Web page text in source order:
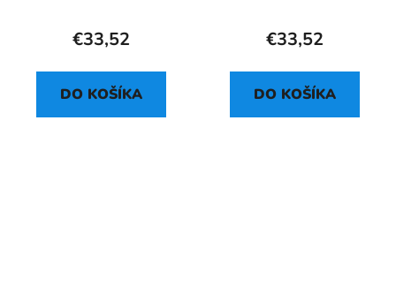
€33,52
DO KOŠÍKA
€33,52
DO KOŠÍKA